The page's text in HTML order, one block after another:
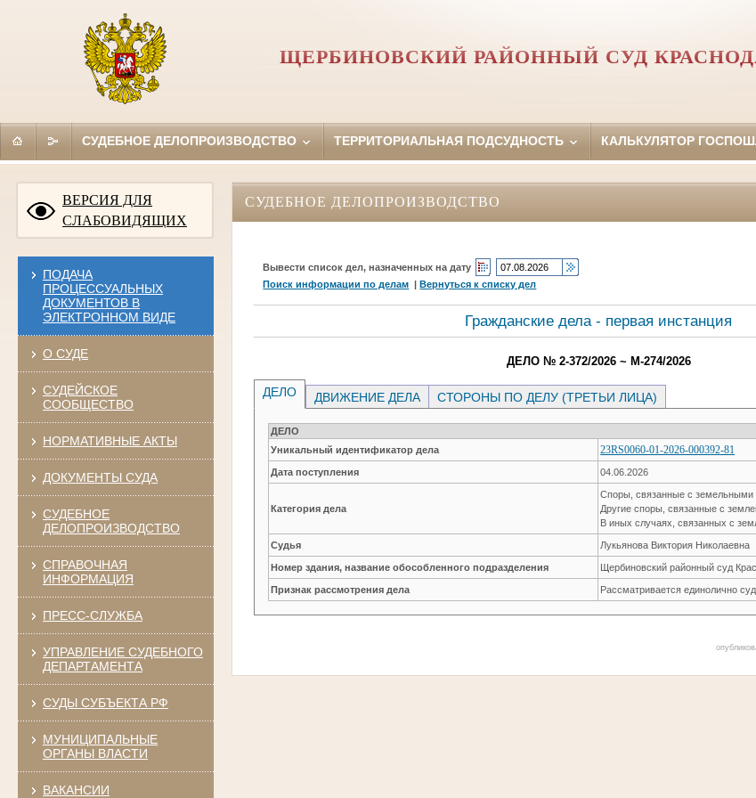
ЩЕРБИНОВСКИЙ РАЙОННЫЙ СУД
СУДЕБНОЕ ДЕЛОПРОИЗВОДСТВО ТЕРРИТОРИАЛЬНАЯ ПОДСУДНОСТЬ КАЛЬКУЛЯТОР
ВЕРСИЯ ДЛЯ
СЛАБОВИДЯЩИХ
ПОДАЧА
ПРОЦЕССУАЛЬНЫХ
ДОКУМЕНТОВ В
ЭЛЕКТРОННОМ ВИДЕ
О СУДЕ
СУДЕЙСКОЕ
СООБЩЕСТВО
НОРМАТИВНЫЕ АКТЫ
ДОКУМЕНТЫ СУДА
СУДЕБНОЕ
ДЕЛОПРОИЗВОДСТВО
СПРАВОЧНАЯ
ИНФОРМАЦИЯ
ПРЕСС-СЛУЖБА
УПРАВЛЕНИЕ СУДЕБНОГО
ДЕПАРТАМЕНТА
СУДЫ СУБЪЕКТА РФ
МУНИЦИПАЛЬНЫЕ
ОРГАНЫ ВЛАСТИ
ВАКАНСИИ
СУДЕБНОЕ ДЕЛОПРОИЗВОДСТВО
Вывести список дел, назначенных на дату
Поиск информации по делам |Вернуться к списку дел
Гражданские дела - первая инстанция
ДЕЛО № 2-372/2026 ~ М-274/2026
ДЕЛО ДВИЖЕНИЕ ДЕЛА СТОРОНЫ ПО ДЕЛУ (ТРЕТЬИ ЛИЦА)
ДЕЛО
Уникальный идентификатор дела
23RS0060-01-2026-000392-81
Дата поступления 04.06.2026
Категория дела
Споры, связанные с
Другие споры, связанные с
В иных случаях, связанных с
Судья Лукьянова Виктория Николаевна
Номер здания, название обособленного подразделения Щербиновский районный суд
Признак рассмотрения дела Рассматривается единолично